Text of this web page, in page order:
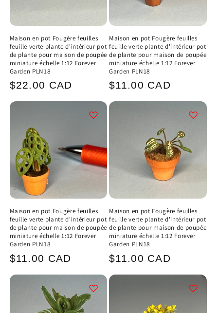
Maison en pot Fougère feuilles
feuille verte plante d'intérieur pot
de plante pour maison de poupée
miniature échelle 1:12 Forever
Garden PLN18
Prix
$22.00 CAD
Maison en pot Fougère feuilles
feuille verte plante d'intérieur pot
de plante pour maison de poupée
miniature échelle 1:12 Forever
Garden PLN18
Prix
$11.00 CAD
Maison en pot Fougère feuilles
feuille verte plante d'intérieur pot
de plante pour maison de poupée
miniature échelle 1:12 Forever
Garden PLN18
Prix
$11.00 CAD
Maison en pot Fougère feuilles
feuille verte plante d'intérieur pot
de plante pour maison de poupée
miniature échelle 1:12 Forever
Garden PLN18
Prix
$11.00 CAD